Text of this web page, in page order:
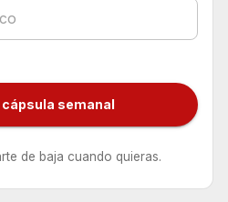
semanal
de baja cuando quieras.